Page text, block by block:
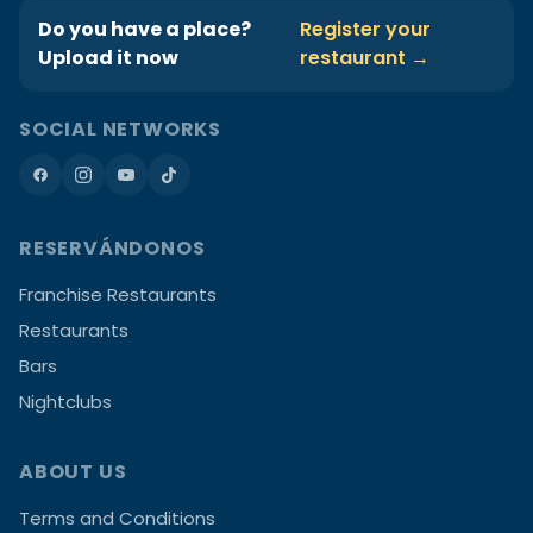
Do you have a place?
Upload it now
Register your
restaurant →
SOCIAL NETWORKS
RESERVÁNDONOS
Franchise Restaurants
Restaurants
Bars
Nightclubs
ABOUT US
Terms and Conditions